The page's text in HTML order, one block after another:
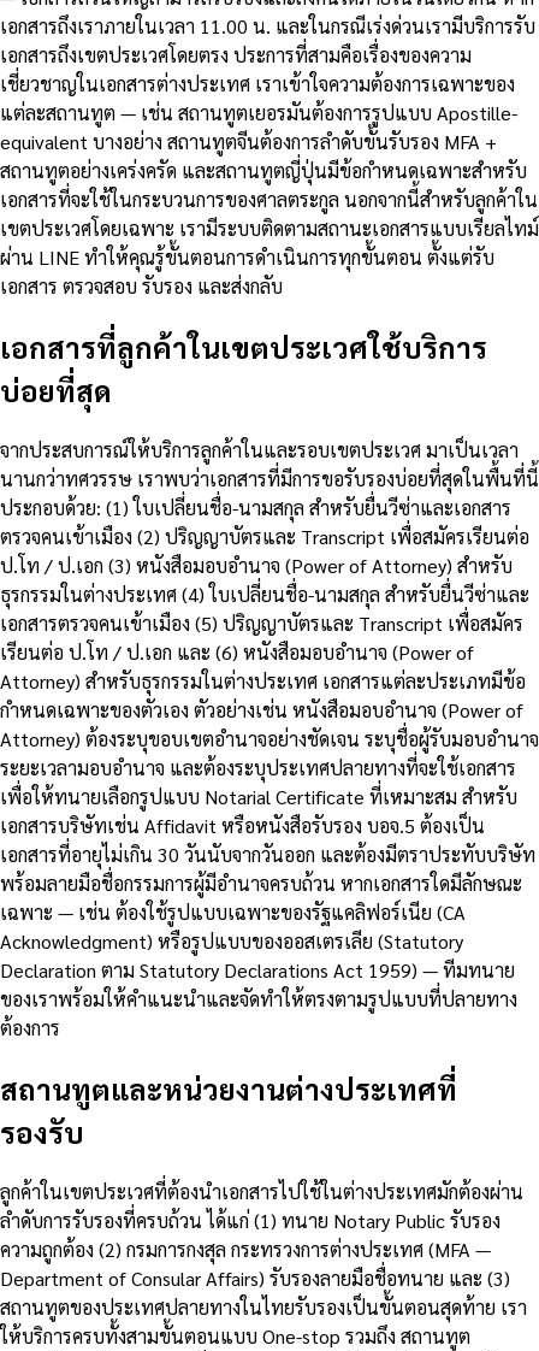
เอกสารถึงเราภายในเวลา 11.00 น. และในกรณีเร่งด่วนเรามีบริการรับ
เอกสารถึงเขตประเวศโดยตรง ประการที่สามคือเรื่องของความ
เชี่ยวชาญในเอกสารต่างประเทศ เราเข้าใจความต้องการเฉพาะของ
แต่ละสถานทูต — เช่น สถานทูตเยอรมันต้องการรูปแบบ Apostille-
equivalent บางอย่าง สถานทูตจีนต้องการลำดับขั้นรับรอง MFA +
สถานทูตอย่างเคร่งครัด และสถานทูตญี่ปุ่นมีข้อกำหนดเฉพาะสำหรับ
เอกสารที่จะใช้ในกระบวนการของศาลตระกูล นอกจากนี้สำหรับลูกค้าใน
เขตประเวศโดยเฉพาะ เรามีระบบติดตามสถานะเอกสารแบบเรียลไทม์
ผ่าน LINE ทำให้คุณรู้ขั้นตอนการดำเนินการทุกขั้นตอน ตั้งแต่รับ
เอกสาร ตรวจสอบ รับรอง และส่งกลับ
เอกสารที่ลูกค้าในเขตประเวศใช้บริการ
บ่อยที่สุด
จากประสบการณ์ให้บริการลูกค้าในและรอบเขตประเวศ มาเป็นเวลา
นานกว่าทศวรรษ เราพบว่าเอกสารที่มีการขอรับรองบ่อยที่สุดในพื้นที่นี้
ประกอบด้วย: (1) ใบเปลี่ยนชื่อ-นามสกุล สำหรับยื่นวีซ่าและเอกสาร
ตรวจคนเข้าเมือง (2) ปริญญาบัตรและ Transcript เพื่อสมัครเรียนต่อ
ป.โท / ป.เอก (3) หนังสือมอบอำนาจ (Power of Attorney) สำหรับ
ธุรกรรมในต่างประเทศ (4) ใบเปลี่ยนชื่อ-นามสกุล สำหรับยื่นวีซ่าและ
เอกสารตรวจคนเข้าเมือง (5) ปริญญาบัตรและ Transcript เพื่อสมัคร
เรียนต่อ ป.โท / ป.เอก และ (6) หนังสือมอบอำนาจ (Power of
Attorney) สำหรับธุรกรรมในต่างประเทศ เอกสารแต่ละประเภทมีข้อ
กำหนดเฉพาะของตัวเอง ตัวอย่างเช่น หนังสือมอบอำนาจ (Power of
Attorney) ต้องระบุขอบเขตอำนาจอย่างชัดเจน ระบุชื่อผู้รับมอบอำนาจ
ระยะเวลามอบอำนาจ และต้องระบุประเทศปลายทางที่จะใช้เอกสาร
เพื่อให้ทนายเลือกรูปแบบ Notarial Certificate ที่เหมาะสม สำหรับ
เอกสารบริษัทเช่น Affidavit หรือหนังสือรับรอง บอจ.5 ต้องเป็น
เอกสารที่อายุไม่เกิน 30 วันนับจากวันออก และต้องมีตราประทับบริษัท
พร้อมลายมือชื่อกรรมการผู้มีอำนาจครบถ้วน หากเอกสารใดมีลักษณะ
เฉพาะ — เช่น ต้องใช้รูปแบบเฉพาะของรัฐแคลิฟอร์เนีย (CA
Acknowledgment) หรือรูปแบบของออสเตรเลีย (Statutory
Declaration ตาม Statutory Declarations Act 1959) — ทีมทนาย
ของเราพร้อมให้คำแนะนำและจัดทำให้ตรงตามรูปแบบที่ปลายทาง
ต้องการ
สถานทูตและหน่วยงานต่างประเทศที่
รองรับ
ลูกค้าในเขตประเวศที่ต้องนำเอกสารไปใช้ในต่างประเทศมักต้องผ่าน
ลำดับการรับรองที่ครบถ้วน ได้แก่ (1) ทนาย Notary Public รับรอง
ความถูกต้อง (2) กรมการกงสุล กระทรวงการต่างประเทศ (MFA —
Department of Consular Affairs) รับรองลายมือชื่อทนาย และ (3)
สถานทูตของประเทศปลายทางในไทยรับรองเป็นขั้นตอนสุดท้าย เรา
ให้บริการครบทั้งสามขั้นตอนแบบ One-stop รวมถึง สถานทูต